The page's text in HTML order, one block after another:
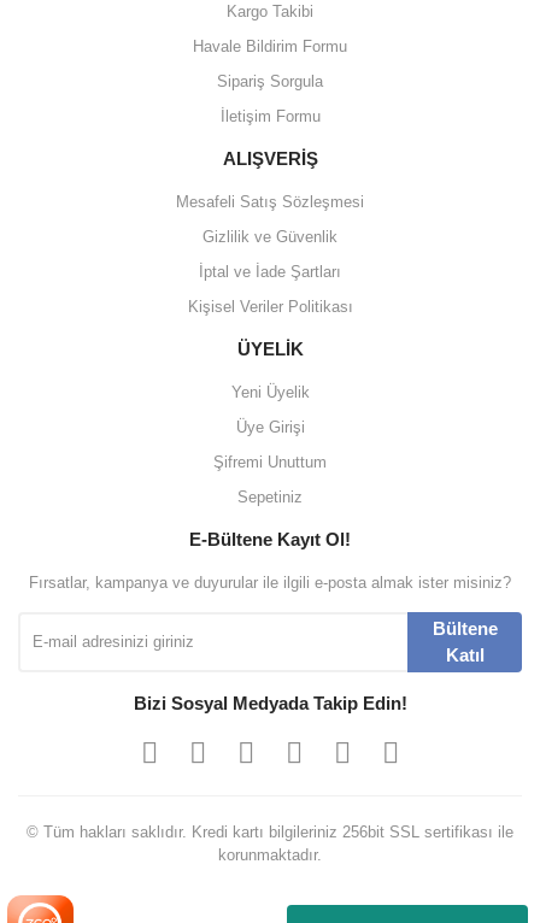
Kargo Takibi
Havale Bildirim Formu
Sipariş Sorgula
İletişim Formu
ALIŞVERİŞ
Mesafeli Satış Sözleşmesi
Gizlilik ve Güvenlik
İptal ve İade Şartları
Kişisel Veriler Politikası
ÜYELİK
Yeni Üyelik
Üye Girişi
Şifremi Unuttum
Sepetiniz
E-Bültene Kayıt Ol!
Fırsatlar, kampanya ve duyurular ile ilgili e-posta almak ister misiniz?
Bültene
Katıl
Bizi Sosyal Medyada Takip Edin!
© Tüm hakları saklıdır. Kredi kartı bilgileriniz 256bit SSL sertifikası ile
korunmaktadır.